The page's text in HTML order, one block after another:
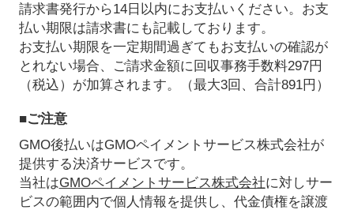
請求書発行から14日以内にお支払いください。お支
払い期限は請求書にも記載しております。
お支払い期限を一定期間過ぎてもお支払いの確認が
とれない場合、ご請求金額に回収事務手数料297円
（税込）が加算されます。（最大3回、合計891円）
■ご注意
GMO後払いはGMOペイメントサービス株式会社が
提供する決済サービスです。
当社はGMOペイメントサービス株式会社に対しサー
ビスの範囲内で個人情報を提供し、代金債権を譲渡